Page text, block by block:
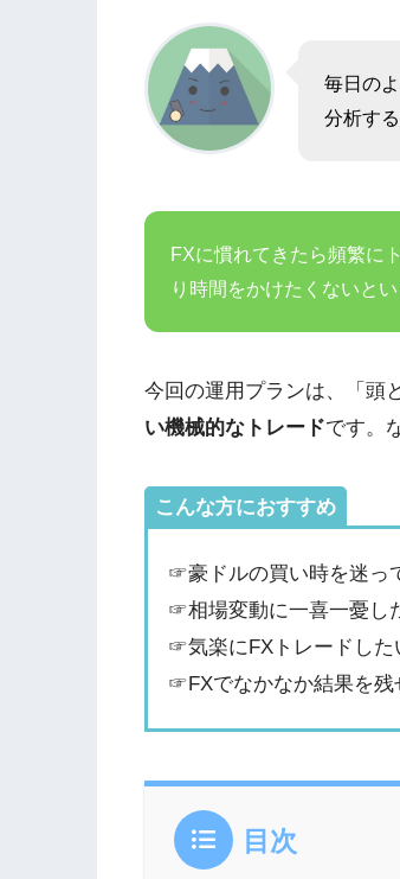
毎日の
分析す
FXに慣れてきたら頻繁に
り時間をかけたくないと
今回の運用プランは、「頭
い機械的なトレードです。
こんな方におすすめ
☞豪ドルの買い時を迷っ
☞相場変動に一喜一憂し
☞気楽にFXトレードした
☞FXでなかなか結果を残
目次